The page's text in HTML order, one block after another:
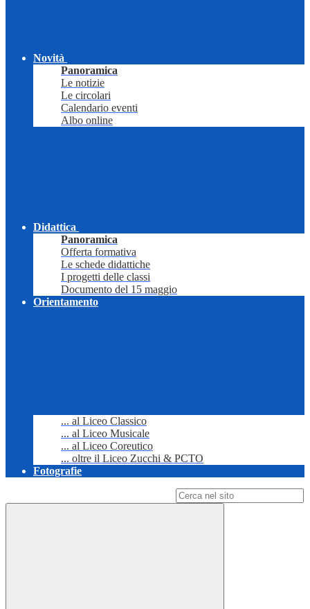
Novità
Panoramica
Le notizie
Le circolari
Calendario eventi
Albo online
Didattica
Panoramica
Offerta formativa
Le schede didattiche
I progetti delle classi
Documento del 15 maggio
Orientamento
... al Liceo Classico
... al Liceo Musicale
... al Liceo Coreutico
... oltre il Liceo Zucchi & PCTO
Fotografie